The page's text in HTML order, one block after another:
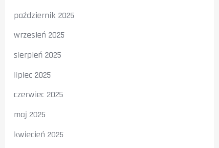
październik 2025
wrzesień 2025
sierpień 2025
lipiec 2025
czerwiec 2025
maj 2025
kwiecień 2025